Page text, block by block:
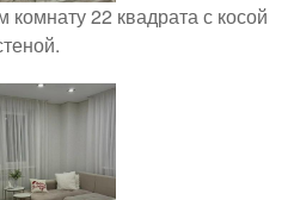
22 квадрата с косой